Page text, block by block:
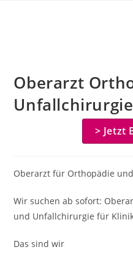
Oberarzt
> Jetzt
Oberarzt für Orthopädie
Wir suchen ab sofort:
und Unfallchirurgie für
Das sind wir